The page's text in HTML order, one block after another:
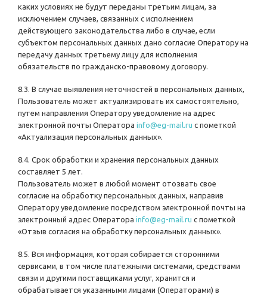
каких условиях не будут переданы третьим лицам, за
исключением случаев, связанных с исполнением
действующего законодательства либо в случае, если
субъектом персональных данных дано согласие Оператору на
передачу данных третьему лицу для исполнения
обязательств по гражданско-правовому договору.
8.3. В случае выявления неточностей в персональных данных,
Пользователь может актуализировать их самостоятельно,
путем направления Оператору уведомление на адрес
электронной почты Оператора info@eg-mail.ru с пометкой
«Актуализация персональных данных».
8.4. Срок обработки и хранения персональных данных
составляет 5 лет.
Пользователь может в любой момент отозвать свое
согласие на обработку персональных данных, направив
Оператору уведомление посредством электронной почты на
электронный адрес Оператора info@eg-mail.ru с пометкой
«Отзыв согласия на обработку персональных данных».
8.5. Вся информация, которая собирается сторонними
сервисами, в том числе платежными системами, средствами
связи и другими поставщиками услуг, хранится и
обрабатывается указанными лицами (Операторами) в